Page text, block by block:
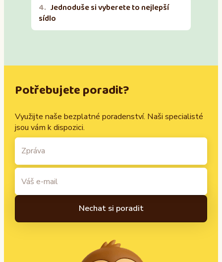
Jednoduše si vyberete to nejlepší
sídlo
Potřebujete poradit?
Využijte naše bezplatné poradenství. Naši specialisté
jsou vám k dispozici.